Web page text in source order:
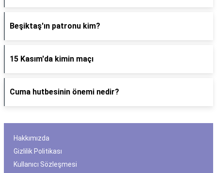
Beşiktaş'ın patronu kim?
15 Kasım'da kimin maçı
Cuma hutbesinin önemi nedir?
Hakkımızda
Gizlilik Politikası
Kullanıcı Sözleşmesi